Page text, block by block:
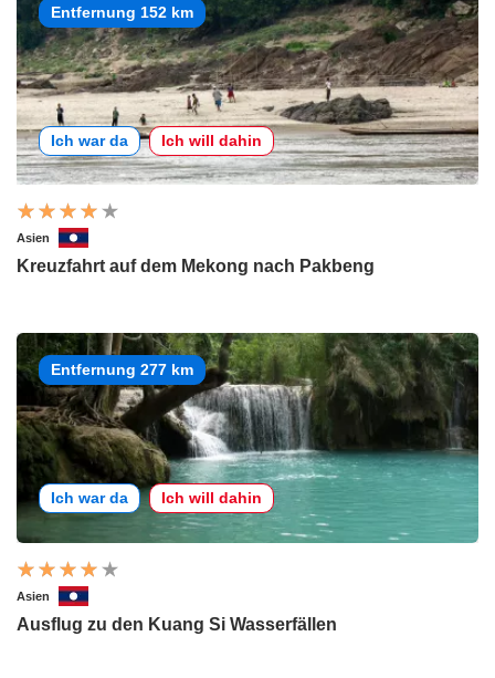
Entfernung 152 km
Ich war da Ich will dahin
Asien
Kreuzfahrt auf dem Mekong nach Pakbeng
Entfernung 277 km
Ich war da Ich will dahin
Asien
Ausflug zu den Kuang Si Wasserfällen